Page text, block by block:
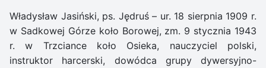
Władysław Jasiński, ps. Jędruś – ur. 18 sierpnia 1909 r.
w Sadkowej Górze koło Borowej, zm. 9 stycznia 1943
r. w Trzciance koło Osieka, nauczyciel polski,
instruktor harcerski, dowódca grupy dywersyjno-